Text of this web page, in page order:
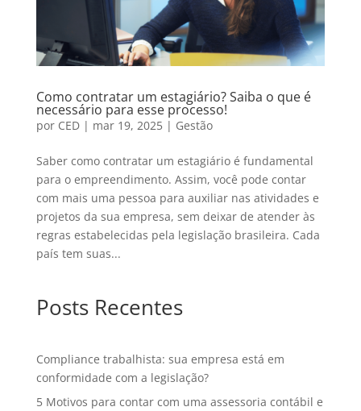
Como contratar um estagiário? Saiba o que é
necessário para esse processo!
por CED| mar 19, 2025| Gestão
Saber como contratar um estagiário é fundamental
para o empreendimento. Assim, você pode contar
com mais uma pessoa para auxiliar nas atividades e
projetos da sua empresa, sem deixar de atender às
regras estabelecidas pela legislação brasileira. Cada
país tem suas...
Posts Recentes
Compliance trabalhista: sua empresa está em
conformidade com a legislação?
5 Motivos para contar com uma assessoria contábil e